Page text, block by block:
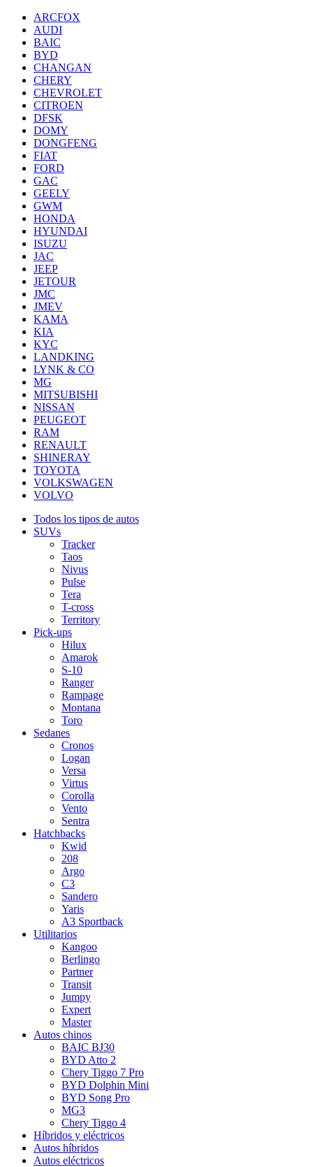
ARCFOX
AUDI
BAIC
BYD
CHANGAN
CHERY
CHEVROLET
CITROEN
DFSK
DOMY
DONGFENG
FIAT
FORD
GAC
GEELY
GWM
HONDA
HYUNDAI
ISUZU
JAC
JEEP
JETOUR
JMC
JMEV
KAMA
KIA
KYC
LANDKING
LYNK & CO
MG
MITSUBISHI
NISSAN
PEUGEOT
RAM
RENAULT
SHINERAY
TOYOTA
VOLKSWAGEN
VOLVO
Todos los tipos de autos
SUVs
Tracker
Taos
Nivus
Pulse
Tera
T-cross
Territory
Pick-ups
Hilux
Amarok
S-10
Ranger
Rampage
Montana
Toro
Sedanes
Cronos
Logan
Versa
Virtus
Corolla
Vento
Sentra
Hatchbacks
Kwid
208
Argo
C3
Sandero
Yaris
A3 Sportback
Utilitarios
Kangoo
Berlingo
Partner
Transit
Jumpy
Expert
Master
Autos chinos
BAIC BJ30
BYD Atto 2
Chery Tiggo 7 Pro
BYD Dolphin Mini
BYD Song Pro
MG3
Chery Tiggo 4
Híbridos y eléctricos
Autos híbridos
Autos eléctricos